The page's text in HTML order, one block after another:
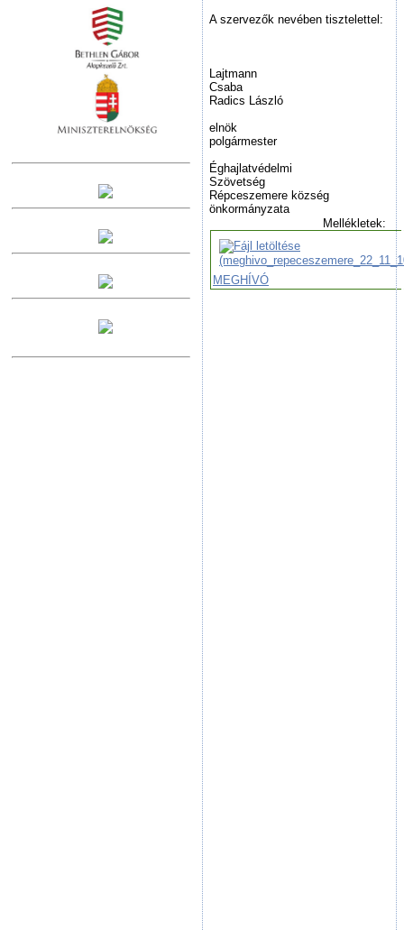
A szervezők nevében tisztelettel:
Lajtmann
Radics László
polgármester
Éghajlatvédelmi
Szövetség
Répceszemere község
önkormányzata
Mellékletek:
MEGHÍVÓ